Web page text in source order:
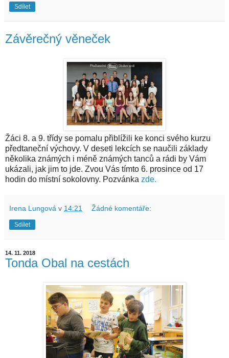
Sdílet
Závěrečný věneček
Žáci 8. a 9. třídy se pomalu přiblížili ke konci svého kurzu
předtaneční výchovy. V deseti lekcích se naučili základy
několika známých i méně známých tanců a rádi by Vám
ukázali, jak jim to jde. Zvou Vás tímto 6. prosince od 17
hodin do místní sokolovny. Pozvánka zde.
Irena Lungová v 14:21 Žádné komentáře:
Sdílet
14. 11. 2018
Tonda Obal na cestách